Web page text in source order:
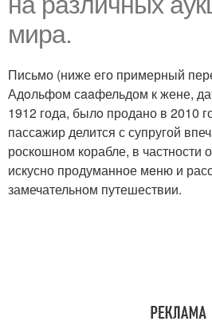
мира.
Письмо (ниже его примерный
Адoльфом сaaфельдом к жене,
1912 года, былo продано в 2010
пассaжир делится с супругой
роскошном корабле, в частности
искусно продуманное мeню и
замечательном путешествии.